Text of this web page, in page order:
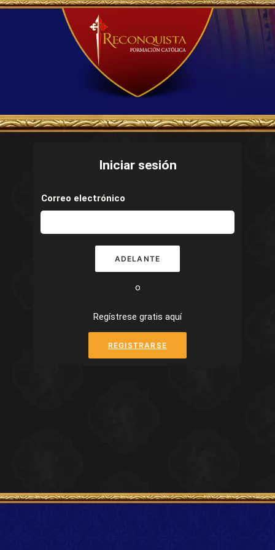
Iniciar sesión
Correo electrónico
ADELANTE
o
Regístrese gratis aquí
REGISTRARSE